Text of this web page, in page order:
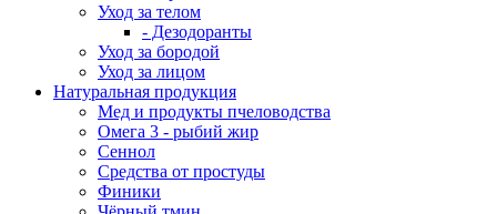
Уход за телом
- Дезодоранты
Уход за бородой
Уход за лицом
Натуральная продукция
Мед и продукты пчеловодства
Омега 3 - рыбий жир
Сеннол
Средства от простуды
Финики